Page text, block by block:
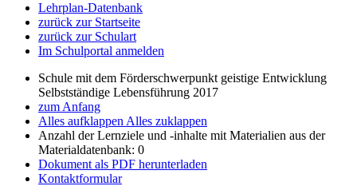
Lehrplan-Datenbank
zurück zur Startseite
zurück zur Schulart
Im Schulportal anmelden
Schule mit dem Förderschwerpunkt geistige Entwicklung
Selbstständige Lebensführung 2017
zum Anfang
Alles aufklappen Alles zuklappen
Anzahl der Lernziele und -inhalte mit Materialien aus der
Materialdatenbank: 0
Dokument als PDF herunterladen
Kontaktformular